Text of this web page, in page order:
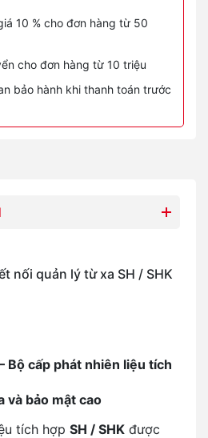
10 % cho đơn hàng từ 50
cho đơn hàng từ 10 triệu
bảo hành khi thanh toán trước
nối quản lý từ xa SH / SHK
Bộ cấp phát nhiên liệu tích
và bảo mật cao
tích hợp SH / SHK được